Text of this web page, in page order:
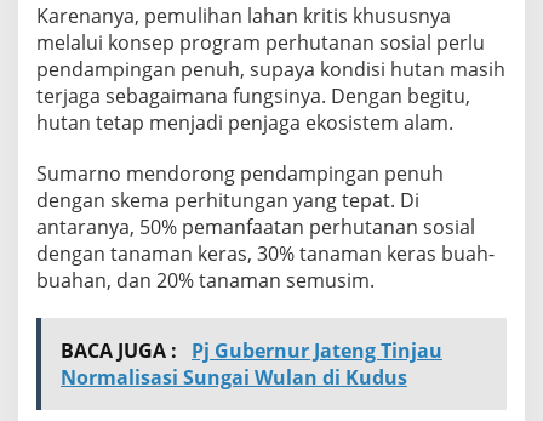
Karenanya, pemulihan lahan kritis khususnya
melalui konsep program perhutanan sosial perlu
pendampingan penuh, supaya kondisi hutan masih
terjaga sebagaimana fungsinya. Dengan begitu,
hutan tetap menjadi penjaga ekosistem alam.
Sumarno mendorong pendampingan penuh
dengan skema perhitungan yang tepat. Di
antaranya, 50% pemanfaatan perhutanan sosial
dengan tanaman keras, 30% tanaman keras buah-
buahan, dan 20% tanaman semusim.
BACA JUGA :
Pj Gubernur Jateng Tinjau
Normalisasi Sungai Wulan di Kudus